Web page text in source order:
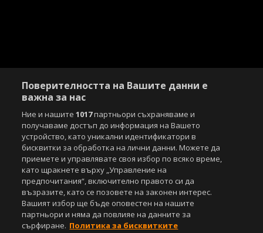
Copyright © 2007-2026 Агенция Спортал. Всички права запазени.
Този уебсайт е собственост наSportal Media Group
За нас Екип За рекламa
Общи условия
Етични правила на НСС
Лични данни
Управление на предпочитания
Съдържанието на този уеб сайт и технологиите, използвани в него, са
Поверителността на Вашите данни е
важна за нас
Ние и нашите1017партньори съхраняваме и
получаваме достъп до информация на Вашето
устройство, като уникални идентификатори в
бисквитки за обработка на лични данни. Можете да
приемете и управлявате своя избор по всяко време,
като щракнете върху „Управление на
предпочитания“, включително правото си да
възразите, като се позовете на законен интерес.
Вашият избор ще бъде оповестен на нашите
партньори и няма да повлияе на данните за
сърфиране. Политика за бисквитките